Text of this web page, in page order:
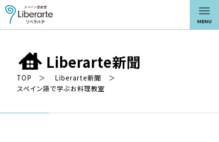
Liberarte新聞
TOP
Liberarte新聞
スペイン語で学ぶお料理教室